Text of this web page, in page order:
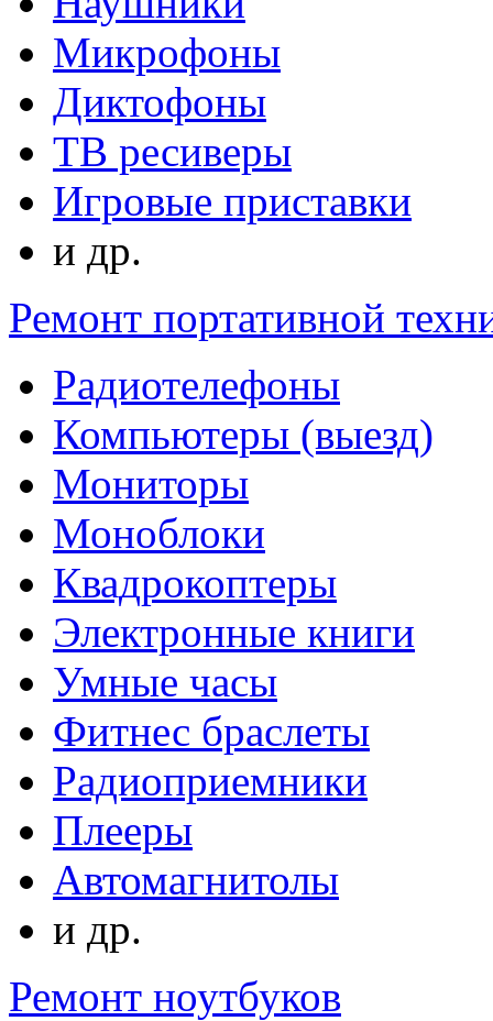
Микрофоны
Диктофоны
ТВ ресиверы
Игровые приставки
и др.
Ремонт портативной
Радиотелефоны
Компьютеры (выезд)
Мониторы
Моноблоки
Квадрокоптеры
Электронные книги
Умные часы
Фитнес браслеты
Радиоприемники
Плееры
Автомагнитолы
и др.
Ремонт ноутбуков